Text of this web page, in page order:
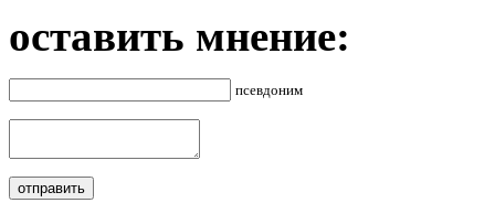
оставить мнение:
псевдоним